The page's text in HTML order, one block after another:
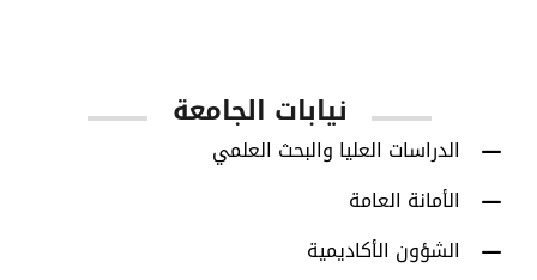
نيابات الجامعة
الدراسات العليا والبحث العلمي
الأمانة العامة
الشؤون الأكاديمية